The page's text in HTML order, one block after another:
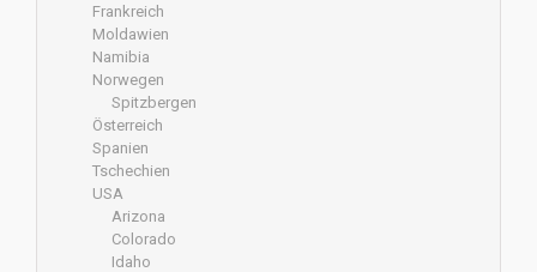
Frankreich
Moldawien
Namibia
Norwegen
Spitzbergen
Österreich
Spanien
Tschechien
USA
Arizona
Colorado
Idaho